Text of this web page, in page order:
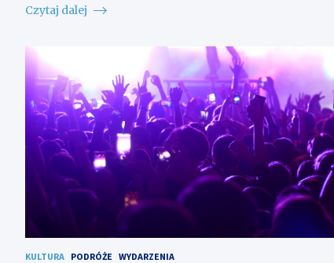
Czytaj dalej
KULTURA PODRÓŻE WYDARZENIA